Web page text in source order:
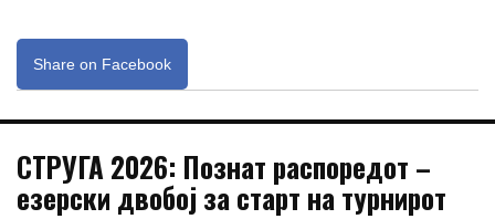
Share on Facebook
СТРУГА 2026: Познат распоредот –
езерски двобој за старт на турнирот